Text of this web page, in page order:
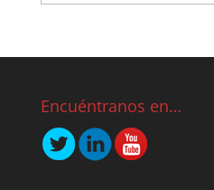
Encuéntranos en…